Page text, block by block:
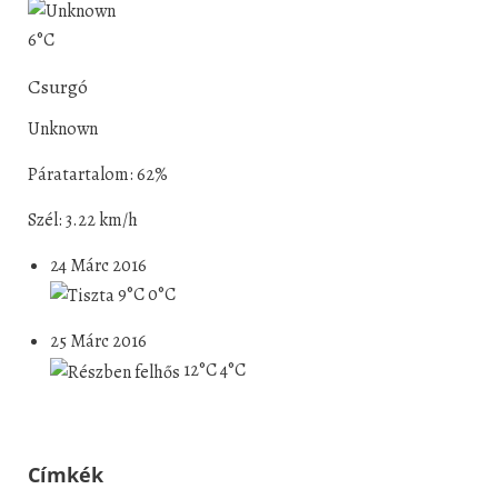
6°C
Csurgó
Unknown
Páratartalom: 62%
Szél: 3.22 km/h
24 Márc 2016
9°C0°C
25 Márc 2016
12°C4°C
Címkék